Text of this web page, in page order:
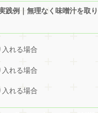
践例｜無理なく味噌汁を取
れる場合
れる場合
入れる場合